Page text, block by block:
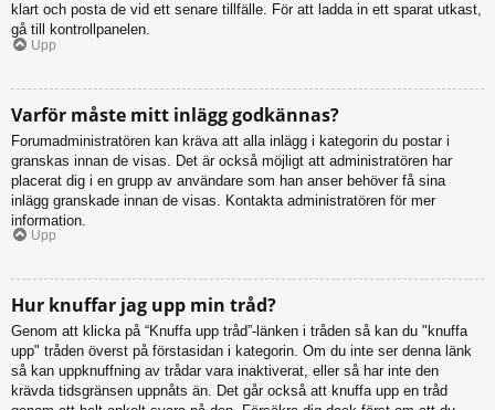
klart och posta de vid ett senare tillfälle. För att ladda in ett sparat utkast,
gå till kontrollpanelen.
Upp
Varför måste mitt inlägg godkännas?
Forumadministratören kan kräva att alla inlägg i kategorin du postar i
granskas innan de visas. Det är också möjligt att administratören har
placerat dig i en grupp av användare som han anser behöver få sina
inlägg granskade innan de visas. Kontakta administratören för mer
information.
Upp
Hur knuffar jag upp min tråd?
Genom att klicka på “Knuffa upp tråd”-länken i tråden så kan du "knuffa
upp" tråden överst på förstasidan i kategorin. Om du inte ser denna länk
så kan uppknuffning av trådar vara inaktiverat, eller så har inte den
krävda tidsgränsen uppnåts än. Det går också att knuffa upp en tråd